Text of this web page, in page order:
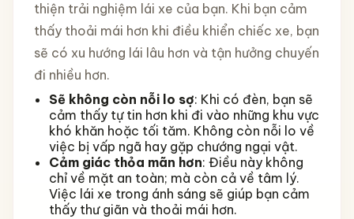
thiện trải nghiệm lái xe của bạn. Khi bạn cảm
thấy thoải mái hơn khi điều khiển chiếc xe, bạn
sẽ có xu hướng lái lâu hơn và tận hưởng chuyến
đi nhiều hơn.
Sẽ không còn nỗi lo sợ: Khi có đèn, bạn sẽ
cảm thấy tự tin hơn khi đi vào những khu vực
khó khăn hoặc tối tăm. Không còn nỗi lo về
việc bị vấp ngã hay gặp chướng ngại vật.
Cảm giác thỏa mãn hơn: Điều này không
chỉ về mặt an toàn; mà còn cả về tâm lý.
Việc lái xe trong ánh sáng sẽ giúp bạn cảm
thấy thư giãn và thoải mái hơn.